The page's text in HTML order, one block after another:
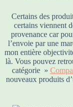
Certains des
certains viennent
provenance car
l’envoie par une
mon entière
là. Vous pouvez
catégorie »
nouveaux produits